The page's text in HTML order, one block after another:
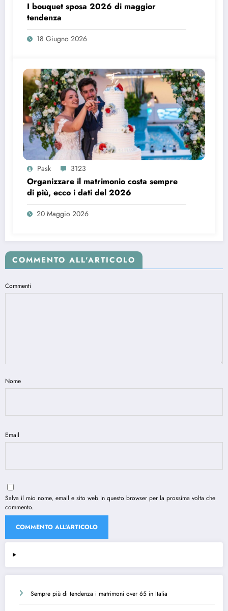
I bouquet sposa 2026 di maggior
tendenza
18 Giugno 2026
Pask 3123
Organizzare il matrimonio costa sempre
di più, ecco i dati del 2026
20 Maggio 2026
COMMENTO ALL'ARTICOLO
Commenti
Nome
Email
Salva il mio nome, email e sito web in questo browser per la prossima volta che
commento.
Sempre più di tendenza i matrimoni over 65 in Italia